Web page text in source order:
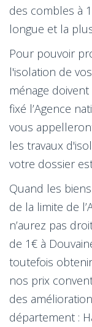
des combles à
longue et la
Pour pouvoir
l'isolation de
ménage
fixé l’Agence
vous
les travaux
votre dossier
Quand les
de la limite de
n’aurez pas
de 1€ à
toutefois
nos prix
des
département :